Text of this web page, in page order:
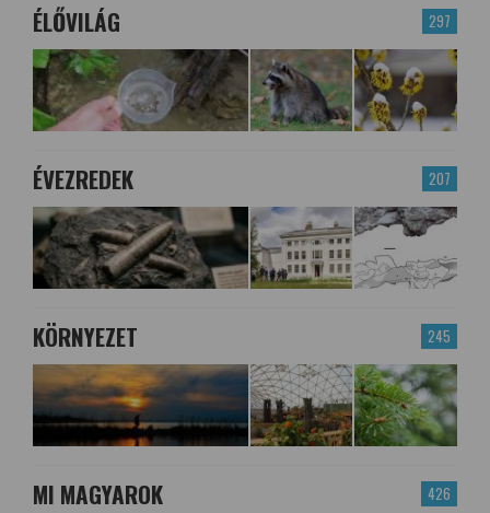
297
ÉLŐVILÁG
207
ÉVEZREDEK
245
KÖRNYEZET
426
MI MAGYAROK